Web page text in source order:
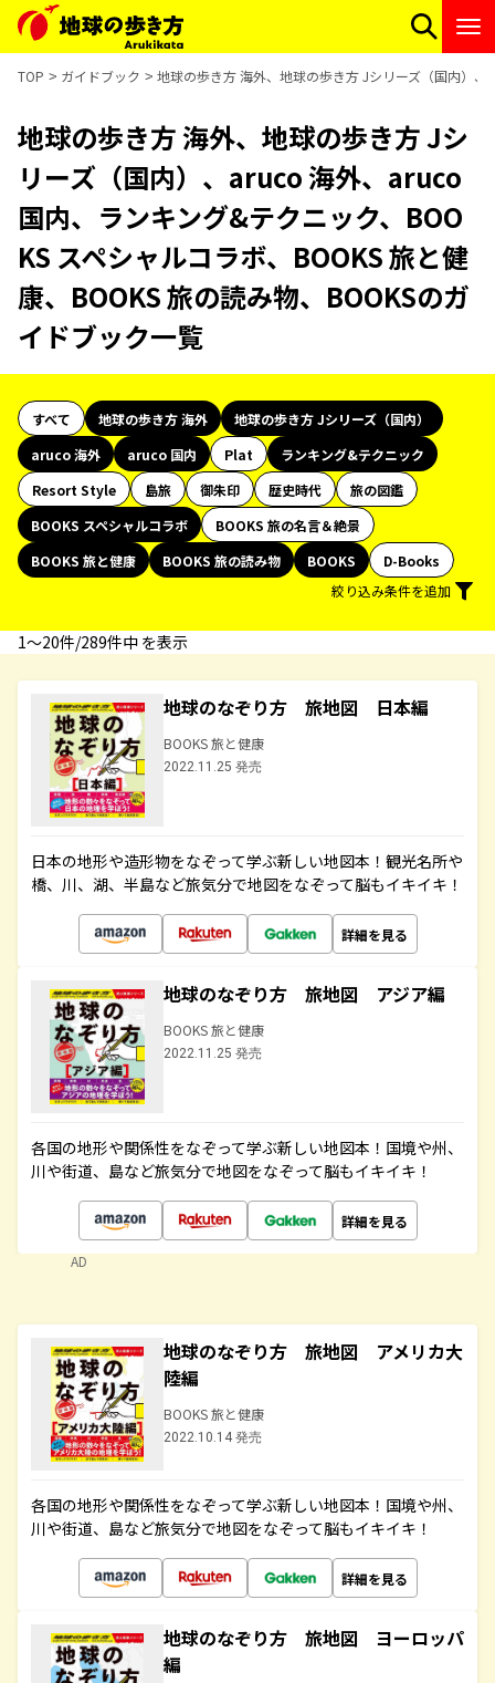
TOP ガイドブック 地球の歩き方 海外、地球の歩き方 Jシリーズ（国内）
地球の歩き方 海外、地球の歩き方 Jシ
リーズ（国内）、aruco 海外、aruco
国内、ランキング&テクニック、BOO
KS スペシャルコラボ、BOOKS 旅と健
康、BOOKS 旅の読み物、BOOKSのガ
イドブック一覧
すべて 地球の歩き方 海外
地球の歩き方 Jシリーズ（国内）
aruco 海外
aruco 国内 Plat
ランキング&テクニック
Resort Style
島旅 御朱印 歴史時代
旅の図鑑
BOOKS スペシャルコラボ
BOOKS 旅の名言＆絶景
BOOKS 旅と健康
BOOKS 旅の読み物 BOOKS
D-Books
絞り込み条件を追加
1〜20件/289件中 を表示
地球のなぞり方 旅地図 日本編
BOOKS 旅と健康
2022.11.25 発売
日本の地形や造形物をなぞって学ぶ新しい地図本！観光名所や
橋、川、湖、半島など旅気分で地図をなぞって脳もイキイキ！
詳細を見る
地球のなぞり方 旅地図 アジア編
BOOKS 旅と健康
2022.11.25 発売
各国の地形や関係性をなぞって学ぶ新しい地図本！国境や州、
川や街道、島など旅気分で地図をなぞって脳もイキイキ！
詳細を見る
AD
地球のなぞり方 旅地図 アメリカ大
陸編
BOOKS 旅と健康
2022.10.14 発売
各国の地形や関係性をなぞって学ぶ新しい地図本！国境や州、
川や街道、島など旅気分で地図をなぞって脳もイキイキ！
詳細を見る
地球のなぞり方 旅地図 ヨーロッパ
編